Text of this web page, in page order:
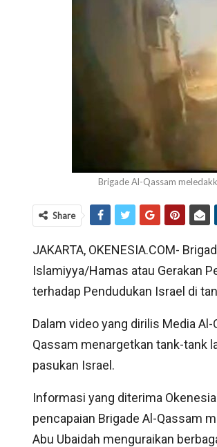
Brigade Al-Qassam
Share
JAKARTA, OKENESIA.COM-
Islamiyya/Hamas atau Gerakan
terhadap Pendudukan Israel di
Dalam video yang dirilis Media
Qassam menargetkan tank-tank
pasukan Israel.
Informasi yang diterima
pencapaian Brigade Al-Qassam
Abu Ubaidah menguraikan